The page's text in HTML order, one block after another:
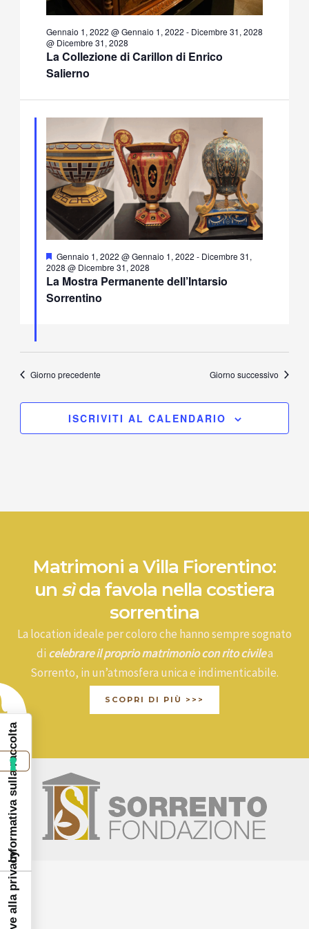
La Collezione di Carillon di Enrico
Salierno
Gennaio 1, 2022 @ Gennaio 1, 2022 - Dicembre 31, 2028
@ Dicembre 31, 2028
La Mostra Permanente dell’Intarsio
Sorrentino
Segnalati
Gennaio 1, 2022 @ Gennaio 1, 2022 - Dicembre 31,
2028 @ Dicembre 31, 2028
Giorno precedente Giorno successivo
ISCRIVITI AL CALENDARIO
Matrimoni a Villa Fiorentino:
un sìda favola nella costiera
sorrentina
La location ideale per coloro che hanno sempre sognato
di celebrare il proprio matrimonio con rito civilea
Sorrento, in un’atmosfera unica e indimenticabile.
SCOPRI DI PIÙ >>>
Informativa sulla raccolta